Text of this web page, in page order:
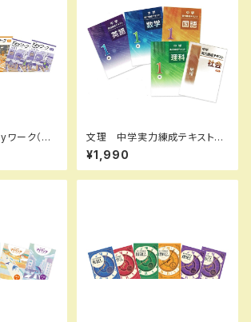
ーク（キ
ト（キーテ
ご選択く
年度
文理 中学実力練成テキスト
国・数・理・社・英 2026年度
版 新品完全セット
¥1,990